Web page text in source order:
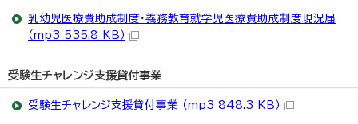
乳幼児医療費助成制度・義務教育就学児医療費助成制度現況届
（mp3 535.8 KB）
受験生チャレンジ支援貸付事業
受験生チャレンジ支援貸付事業 （mp3 848.3 KB）